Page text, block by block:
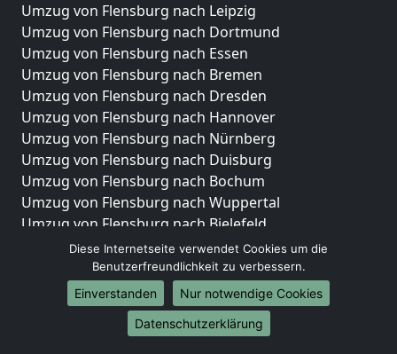
Umzug von Flensburg nach Leipzig
Umzug von Flensburg nach Dortmund
Umzug von Flensburg nach Essen
Umzug von Flensburg nach Bremen
Umzug von Flensburg nach Dresden
Umzug von Flensburg nach Hannover
Umzug von Flensburg nach Nürnberg
Umzug von Flensburg nach Duisburg
Umzug von Flensburg nach Bochum
Umzug von Flensburg nach Wuppertal
Umzug von Flensburg nach Bielefeld
Umzug von Flensburg nach Bonn
Umzug von Flensburg nach Münster
Internationale-Umzüge
Umzug von Flensburg nach Brasilien
Diese Internetseite verwendet Cookies um die
Benutzerfreundlichkeit zu verbessern.
Einverstanden
Nur notwendige Cookies
Datenschutzerklärung